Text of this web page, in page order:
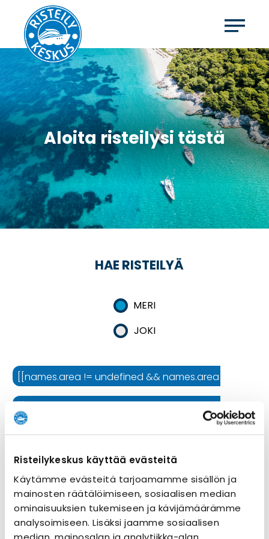
Risteilykeskus käyttää evästeitä
Käytämme evästeitä tarjoamamme sisällön ja
mainosten räätälöimiseen, sosiaalisen median
ominaisuuksien tukemiseen ja kävijämäärämme
analysoimiseen. Lisäksi jaamme sosiaalisen
Aloita risteilysi tästä
HAE RISTEILYÄ
MERI
JOKI
[[names.area != undefined && names.area != '' ?
[[names.cruiseline != undefined && names.cruiseline
[[names.ship != undefined && names.ship != '' ?
Risteilyn kesto